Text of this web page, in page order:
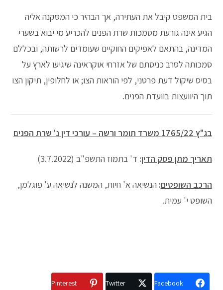
בית המשפט קיבל את העתירה, אך הבהיר כי המסקנה אליה
הגיע אינה גורעת מסמכות שרת הפנים להכריע מי יבוא בשערי
המדינה, בהתאם לאפיקים החוקיים שעומדים לרשותה, ובכללם
סמכותה לסרב כניסתם של אזרחי אוקראינה שיגיעו לארץ על
בסיס שיקול דעת פרטני, לפי הוראות הצו; או לחלופין, תיקון הצו
תוך היוועצות בוועדת הפנים.
בג"ץ 1765/22 משרד תומר ורשה – עורכי דין נ' שרת הפנים
תאריך מתן פסק הדין: ד' בתמוז התשפ"ב (3.7.2022)
הרכב השופטים: הנשיאה א' חיות, המשנה לנשיאה ע' פוגלמן,
השופט י' עמית.
Facebook
Twitter
Pinterest